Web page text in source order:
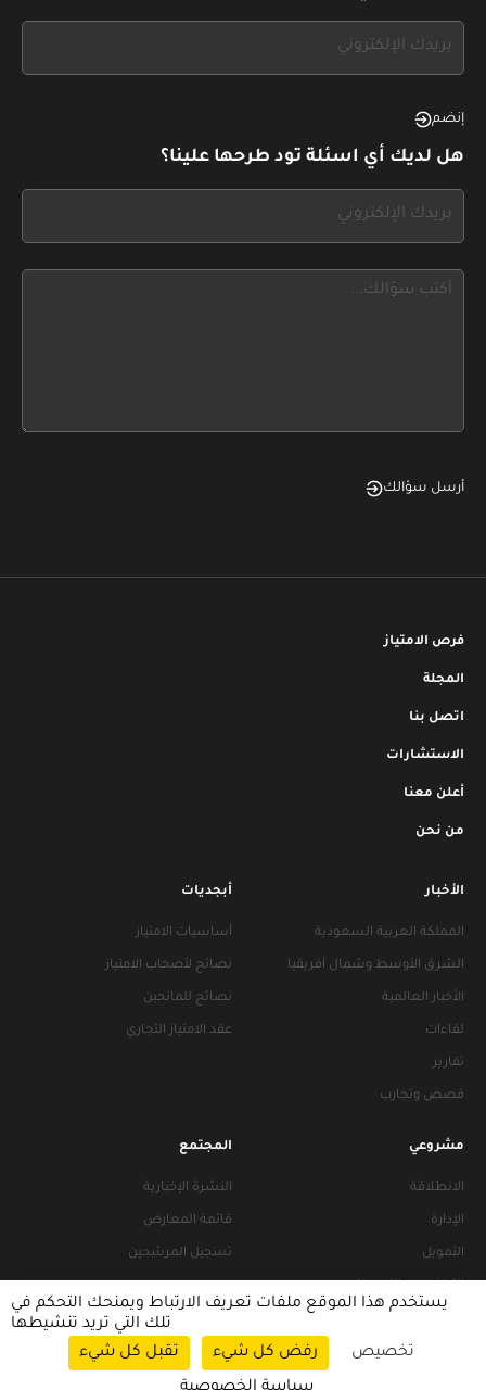
this,
this
form
field
إنضم
هل لديك أي اسئلة تود طرحها علينا؟
this,
أرسل سؤالك
فرص الامتياز
المجلة
اتصل بنا
الاستشارات
أعلن معنا
من نحن
الأخبار
المملكة العربية السعودية
الشرق الأوسط وشمال أفريقيا
الأخبار العالمية
لقاءات
تقارير
قصص وتجارب
أبجديات
أساسيات الامتياز
نصائح لأصحاب الامتياز
نصائح للمانحين
عقد الامتياز التجاري
مشروعي
الانطلاقة
الإدارة
التمويل
المجتمع
النشرة الإخبارية
قائمة المعارض
تسجيل المرشحين
سياسات التصفح
سياسة الخصوصية
يستخدم هذا الموقع ملفات تعريف الارتباط ويمنحك التحكم في
تلك التي تريد تنشيطها
تقبل كل شيء
رفض كل شيء
تخصيص